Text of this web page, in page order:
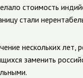
стоимость
стали
нескольких лет,
заменить